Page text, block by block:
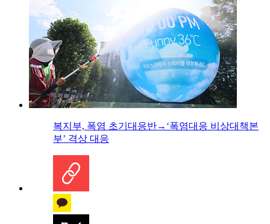
복지부, 폭염 초기대응반→‘폭염대응 비상대책본
부’ 격상 대응